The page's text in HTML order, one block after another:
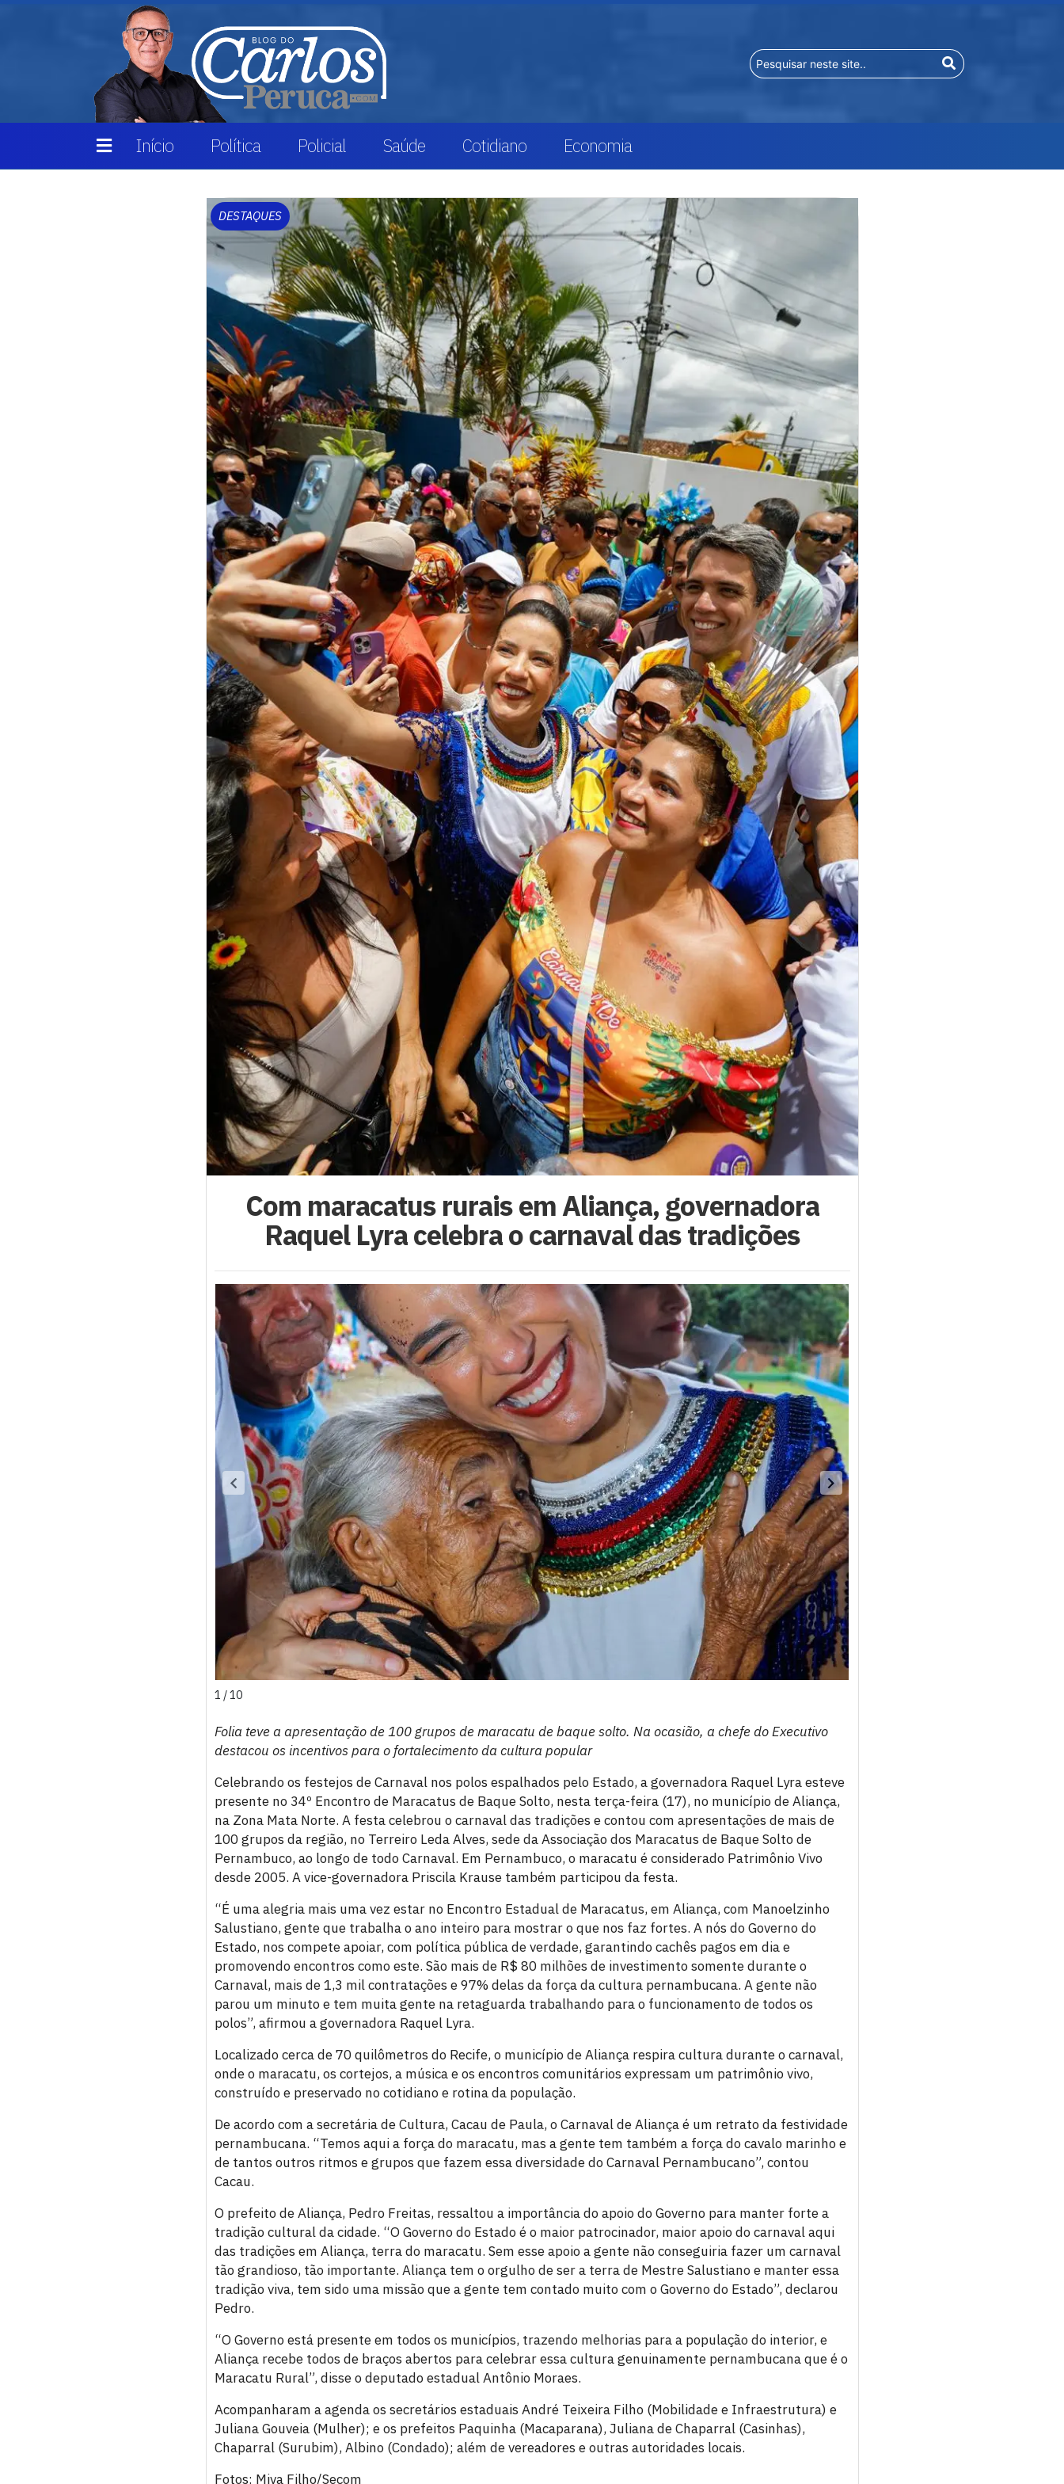
Início Política Policial Saúde Cotidiano Economia
DESTAQUES
Com maracatus rurais em Aliança, governadora
Raquel Lyra celebra o carnaval das tradições
1 / 10
Folia teve a apresentação de 100 grupos de maracatu de baque solto. Na ocasião, a chefe do Executivo
destacou os incentivos para o fortalecimento da cultura popular
Celebrando os festejos de Carnaval nos polos espalhados pelo Estado, a governadora Raquel Lyra esteve
presente no 34º Encontro de Maracatus de Baque Solto, nesta terça-feira (17), no município de Aliança,
na Zona Mata Norte. A festa celebrou o carnaval das tradições e contou com apresentações de mais de
100 grupos da região, no Terreiro Leda Alves, sede da Associação dos Maracatus de Baque Solto de
Pernambuco, ao longo de todo Carnaval. Em Pernambuco, o maracatu é considerado Patrimônio Vivo
desde 2005. A vice-governadora Priscila Krause também participou da festa.
“É uma alegria mais uma vez estar no Encontro Estadual de Maracatus, em Aliança, com Manoelzinho
Salustiano, gente que trabalha o ano inteiro para mostrar o que nos faz fortes. A nós do Governo do
Estado, nos compete apoiar, com política pública de verdade, garantindo cachês pagos em dia e
promovendo encontros como este. São mais de R$ 80 milhões de investimento somente durante o
Carnaval, mais de 1,3 mil contratações e 97% delas da força da cultura pernambucana. A gente não
parou um minuto e tem muita gente na retaguarda trabalhando para o funcionamento de todos os
polos”, afirmou a governadora Raquel Lyra.
Localizado cerca de 70 quilômetros do Recife, o município de Aliança respira cultura durante o carnaval,
onde o maracatu, os cortejos, a música e os encontros comunitários expressam um patrimônio vivo,
construído e preservado no cotidiano e rotina da população.
De acordo com a secretária de Cultura, Cacau de Paula, o Carnaval de Aliança é um retrato da festividade
pernambucana. “Temos aqui a força do maracatu, mas a gente tem também a força do cavalo marinho e
de tantos outros ritmos e grupos que fazem essa diversidade do Carnaval Pernambucano”, contou
Cacau.
O prefeito de Aliança, Pedro Freitas, ressaltou a importância do apoio do Governo para manter forte a
tradição cultural da cidade. “O Governo do Estado é o maior patrocinador, maior apoio do carnaval aqui
das tradições em Aliança, terra do maracatu. Sem esse apoio a gente não conseguiria fazer um carnaval
tão grandioso, tão importante. Aliança tem o orgulho de ser a terra de Mestre Salustiano e manter essa
tradição viva, tem sido uma missão que a gente tem contado muito com o Governo do Estado”, declarou
Pedro.
“O Governo está presente em todos os municípios, trazendo melhorias para a população do interior, e
Aliança recebe todos de braços abertos para celebrar essa cultura genuinamente pernambucana que é o
Maracatu Rural”, disse o deputado estadual Antônio Moraes.
Acompanharam a agenda os secretários estaduais André Teixeira Filho (Mobilidade e Infraestrutura) e
Juliana Gouveia (Mulher); e os prefeitos Paquinha (Macaparana), Juliana de Chaparral (Casinhas),
Chaparral (Surubim), Albino (Condado); além de vereadores e outras autoridades locais.
Fotos: Miva Filho/Secom